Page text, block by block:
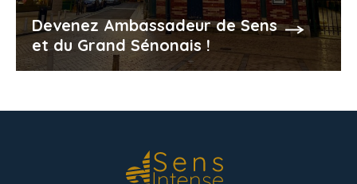
Devenez Ambassadeur de Sens
et du Grand Sénonais !